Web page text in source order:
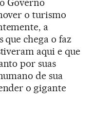
o turismo
a
chega o faz
aqui e que
por suas
de sua
o gigante